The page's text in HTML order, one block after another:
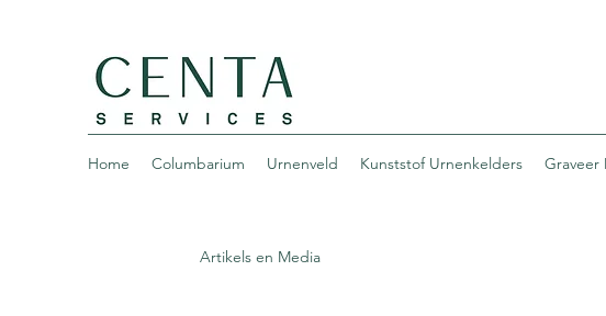
Home Columbarium Urnenveld Kunststof Urnenkelders Graveer
Artikels en Media